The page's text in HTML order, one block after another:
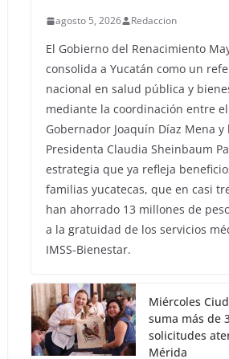
agosto 5, 2026 Redaccion
El Gobierno del Renacimiento
consolida a Yucatán como un
nacional en salud pública y
mediante la coordinación entre el
Gobernador Joaquín Díaz Mena y
Presidenta Claudia Sheinbaum
estrategia que ya refleja
familias yucatecas, que en casi
han ahorrado 13 millones de
a la gratuidad de los servicios
IMSS-Bienestar.
Miércoles
suma más de
solicitudes
Mérida